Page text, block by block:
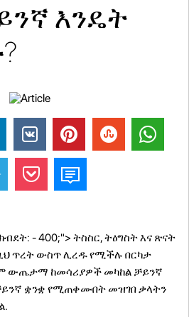
እንዴት
- 400;"> ትስስር, ትዕግስት እና ጽናት
ጥረት ውስጥ ሊረዱ የሚችሉ በርካታ
ውጤታማ ከመሳሪያዎች መካከል ቻይንኛ
ቋንቋ የሚጠቀሙበት መዝገበ ቃላትን